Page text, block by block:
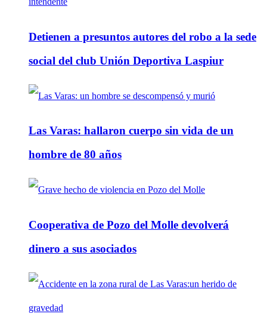
Detienen a presuntos autores del robo a la sede
social del club Unión Deportiva Laspiur
Las Varas: hallaron cuerpo sin vida de un
hombre de 80 años
Cooperativa de Pozo del Molle devolverá
dinero a sus asociados